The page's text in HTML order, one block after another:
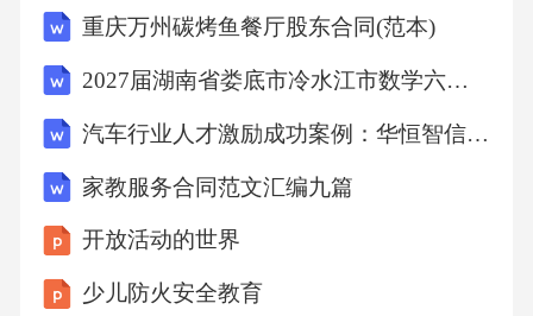
份、数据加密等措施，确保数据迁移过程中的
安全性。02数据迁移安全性保障数据迁移计划
制定制定详细的数据迁移计划，包括迁移时
间、迁移方式、迁移数据量等。01终端用户培
训方案根据系统功能和用户需求，设计详细的
培训内容，包括系统操作、功能使用等。培训
内容设计培训方式选择培训效果评估采用线上
重庆万州碳烤鱼餐厅股东合同(范本)
2027届湖南省娄底市冷水江市数学六年级第一学期期末教学质量检测试题含解析
汽车行业人才激励成功案例：华恒智信破解激励滞后认可缺失
家教服务合同范文汇编九篇
开放活动的世界
少儿防火安全教育